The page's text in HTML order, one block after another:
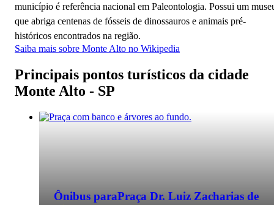
município é referência nacional em Paleontologia. Possui um
que abriga centenas de fósseis de dinossauros e animais pré-
históricos encontrados na região.
Saiba mais sobre Monte Alto no Wikipedia
Principais pontos turísticos da cidade
Monte Alto - SP
Ônibus paraPraça Dr. Luiz Zacharias de